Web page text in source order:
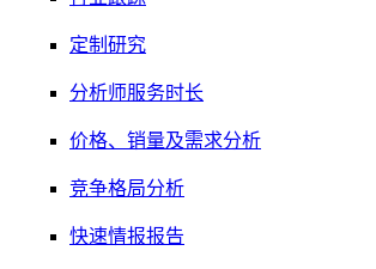
定制研究
分析师服务时长
价格、销量及需求分析
竞争格局分析
快速情报报告